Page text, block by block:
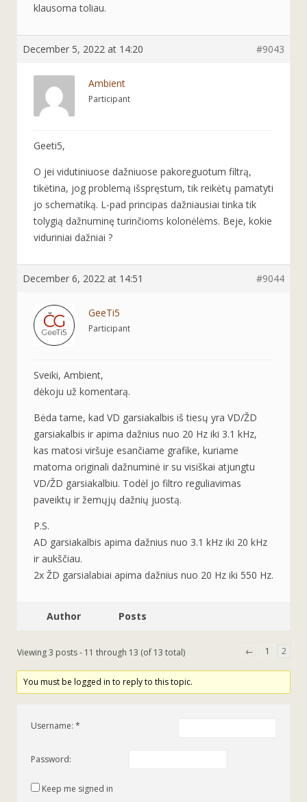
klausoma toliau.
December 5, 2022 at 14:20 #9043
Ambient
Participant
Geeti5,
O jei vidutiniuose dažniuose pakoreguotum filtrą,
tikėtina, jog problemą išspręstum, tik reikėtų pamatyti
jo schematiką. L-pad principas dažniausiai tinka tik
tolygią dažnuminę turinčioms kolonėlėms. Beje, kokie
viduriniai dažniai ?
December 6, 2022 at 14:51 #9044
GeeTi5
Participant
Sveiki, Ambient,
dėkoju už komentarą.
Bėda tame, kad VD garsiakalbis iš tiesų yra VD/ŽD
garsiakalbis ir apima dažnius nuo 20 Hz iki 3.1 kHz,
kas matosi viršuje esančiame grafike, kuriame
matoma originali dažnuminė ir su visiškai atjungtu
VD/ŽD garsiakalbiu. Todėl jo filtro reguliavimas
paveiktų ir žemųjų dažnių juostą.
P.S.
AD garsiakalbis apima dažnius nuo 3.1 kHz iki 20 kHz
ir aukščiau.
2x ŽD garsialabiai apima dažnius nuo 20 Hz iki 550 Hz.
Author Posts
Viewing 3 posts - 11 through 13 (of 13 total) ← 1 2
You must be logged in to reply to this topic.
Username:
Password:
Keep me signed in